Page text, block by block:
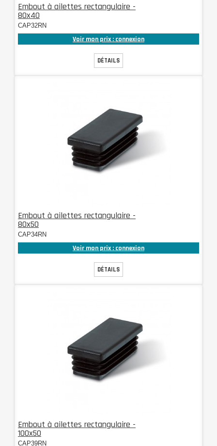
Embout à ailettes rectangulaire -
80x40
CAP32RN
Voir mon prix : connexion
DÉTAILS
Embout à ailettes rectangulaire -
80x50
CAP34RN
Voir mon prix : connexion
DÉTAILS
Embout à ailettes rectangulaire -
100x50
CAP39RN